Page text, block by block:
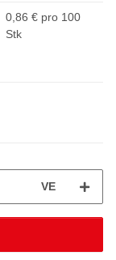
0,86 € pro 100
Stk
VE